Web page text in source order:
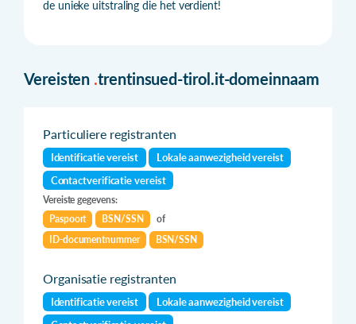
de unieke uitstraling die het verdient!
Vereisten .trentinsued-tirol.it-domeinnaam
Particuliere registranten
Identificatie vereist
Lokale aanwezigheid vereist
Contactverificatie vereist
Vereiste gegevens:
Paspoort
BSN/SSN
of
ID-documentnummer
BSN/SSN
Organisatie registranten
Identificatie vereist
Lokale aanwezigheid vereist